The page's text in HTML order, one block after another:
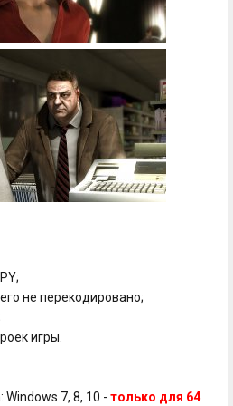
не перекодировано;
игры.
7, 8, 10 - только для 64